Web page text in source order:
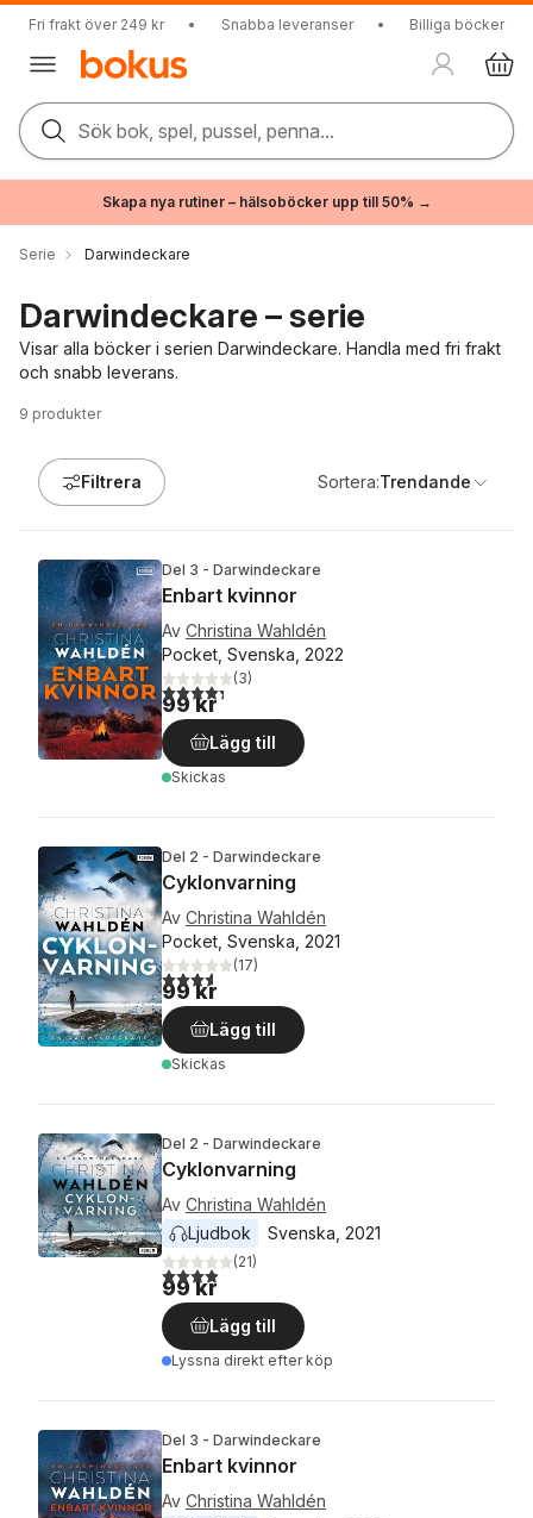
Fri frakt över 249 kr • Snabba leveranser • Billiga böcker
Sök bok, spel, pussel, penna...
Skapa nya rutiner – hälsoböcker upp till 50% →
Serie Darwindeckare
Darwindeckare – serie
Visar alla böcker i serien Darwindeckare. Handla med fri frakt
och snabb leverans.
9 produkter
Filtrera Sortera:Trendande
Del 3 - Darwindeckare
Enbart kvinnor
Av Christina Wahldén
Pocket, Svenska, 2022
4,3utav 5 stjärnor. Totalt antal röster:
(3)
99 kr
Lägg till
Skickas
Del 2 - Darwindeckare
Cyklonvarning
Av Christina Wahldén
Pocket, Svenska, 2021
3,6utav 5 stjärnor. Totalt antal röster:
(17)
99 kr
Lägg till
Skickas
Del 2 - Darwindeckare
Cyklonvarning
Av Christina Wahldén
Ljudbok
Svenska 2021
3,9utav 5 stjärnor. Totalt antal röster:
(21)
99 kr
Lägg till
Lyssna direkt efter köp
Del 3 - Darwindeckare
Enbart kvinnor
Av Christina Wahldén